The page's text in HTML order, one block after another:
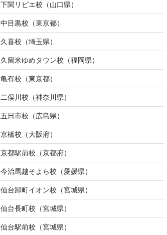
下関リピエ校（山口県）
中目黒校（東京都）
久喜校（埼玉県）
久留米ゆめタウン校（福岡県）
亀有校（東京都）
二俣川校（神奈川県）
五日市校（広島県）
京橋校（大阪府）
京都駅前校（京都府）
今治馬越そよら校（愛媛県）
仙台卸町イオン校（宮城県）
仙台長町校（宮城県）
仙台駅前校（宮城県）